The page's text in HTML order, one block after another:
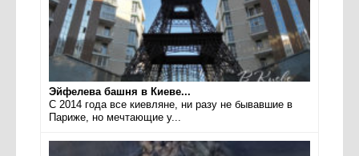
Эйфелева башня в Киеве...
С 2014 года все киевляне, ни разу не бывавшие в
Париже, но мечтающие у...